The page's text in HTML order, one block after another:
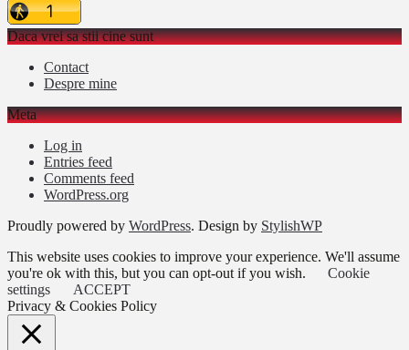
Daca vrei sa stii cine sunt
Contact
Despre mine
Meta
Log in
Entries feed
Comments feed
WordPress.org
Proudly powered by WordPress. Design by StylishWP
This website uses cookies to improve your experience. We'll assume
you're ok with this, but you can opt-out if you wish.
Cookie
settings
ACCEPT
Privacy & Cookies Policy